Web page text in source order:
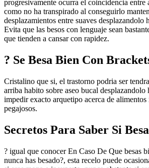
progresivamente ocurra el coincidencia entre
como no ha transpirado al conseguirlo
desplazamientos entre suaves desplazandolo
Evita que las besos con lenguaje sean
que tienden a cansar con rapidez.
? Se Besa Bien Con
Cristalino que si, el trastorno podria ser
arriba habito sobre aseo bucal desplazandolo
impedir exacto arquetipo acerca de alimentos
pegajosos.
Secretos Para Saber Si
? igual que conocer En Caso De Que besas
nunca has besado?, esta recelo puede